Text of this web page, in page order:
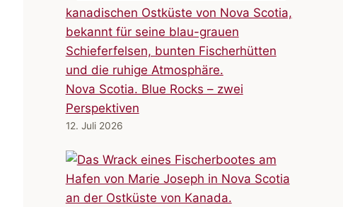
Nova Scotia. Blue Rocks – zwei
Perspektiven
12. Juli 2026